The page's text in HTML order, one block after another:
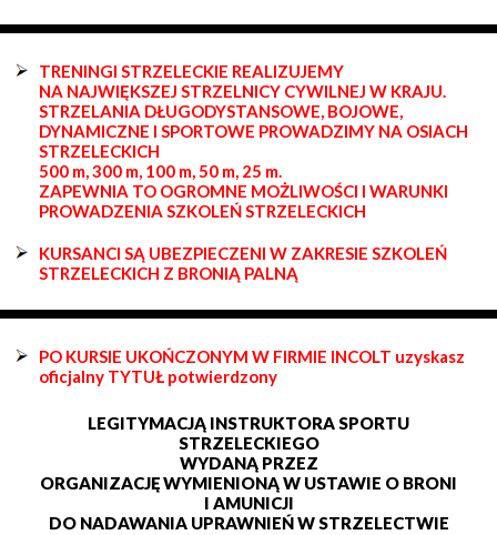
TRENINGI STRZELECKIE REALIZUJEMY
NA NAJWIĘKSZEJ STRZELNICY CYWILNEJ W KRAJU.
STRZELANIA DŁUGODYSTANSOWE, BOJOWE,
DYNAMICZNE I SPORTOWE PROWADZIMY NA OSIACH
STRZELECKICH
500 m, 300 m, 100 m, 50 m, 25 m.
ZAPEWNIA TO OGROMNE MOŻLIWOŚCI I WARUNKI
PROWADZENIA SZKOLEŃ STRZELECKICH
KURSANCI SĄ UBEZPIECZENI W ZAKRESIE SZKOLEŃ
STRZELECKICH Z BRONIĄ PALNĄ
PO KURSIE UKOŃCZONYM W FIRMIE INCOLT uzyskasz
oficjalny TYTUŁ potwierdzony
LEGITYMACJĄ INSTRUKTORA SPORTU
STRZELECKIEGO
WYDANĄ PRZEZ
ORGANIZACJĘ WYMIENIONĄ W USTAWIE O BRONI
I AMUNICJI
DO NADAWANIA UPRAWNIEŃ W STRZELECTWIE